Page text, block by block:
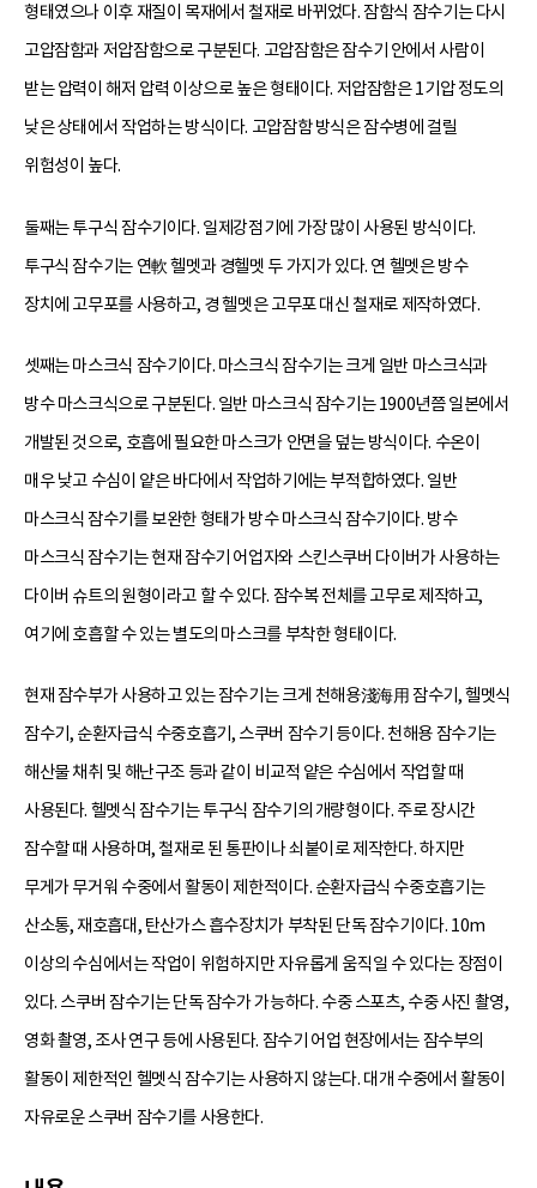
형태였으나 이후 재질이 목재에서 철재로 바뀌었다. 잠함식 잠수기는 다시
고압잠함과 저압잠함으로 구분된다. 고압잠함은 잠수기 안에서 사람이
받는 압력이 해저 압력 이상으로 높은 형태이다. 저압잠함은 1기압 정도의
낮은 상태에서 작업하는 방식이다. 고압잠함 방식은 잠수병에 걸릴
위험성이 높다.
둘째는 투구식 잠수기이다. 일제강점기에 가장 많이 사용된 방식이다.
투구식 잠수기는 연軟 헬멧과 경헬멧 두 가지가 있다. 연 헬멧은 방수
장치에 고무포를 사용하고, 경 헬멧은 고무포 대신 철재로 제작하였다.
셋째는 마스크식 잠수기이다. 마스크식 잠수기는 크게 일반 마스크식과
방수 마스크식으로 구분된다. 일반 마스크식 잠수기는 1900년쯤 일본에서
개발된 것으로, 호흡에 필요한 마스크가 안면을 덮는 방식이다. 수온이
매우 낮고 수심이 얕은 바다에서 작업하기에는 부적합하였다. 일반
마스크식 잠수기를 보완한 형태가 방수 마스크식 잠수기이다. 방수
마스크식 잠수기는 현재 잠수기 어업자와 스킨스쿠버 다이버가 사용하는
다이버 슈트의 원형이라고 할 수 있다. 잠수복 전체를 고무로 제작하고,
여기에 호흡할 수 있는 별도의 마스크를 부착한 형태이다.
현재 잠수부가 사용하고 있는 잠수기는 크게 천해용淺海用 잠수기, 헬멧식
잠수기, 순환자급식 수중호흡기, 스쿠버 잠수기 등이다. 천해용 잠수기는
해산물 채취 및 해난구조 등과 같이 비교적 얕은 수심에서 작업할 때
사용된다. 헬멧식 잠수기는 투구식 잠수기의 개량형이다. 주로 장시간
잠수할 때 사용하며, 철재로 된 통판이나 쇠붙이로 제작한다. 하지만
무게가 무거워 수중에서 활동이 제한적이다. 순환자급식 수중호흡기는
산소통, 재호흡대, 탄산가스 흡수장치가 부착된 단독 잠수기이다. 10m
이상의 수심에서는 작업이 위험하지만 자유롭게 움직일 수 있다는 장점이
있다. 스쿠버 잠수기는 단독 잠수가 가능하다. 수중 스포츠, 수중 사진 촬영,
영화 촬영, 조사 연구 등에 사용된다. 잠수기 어업 현장에서는 잠수부의
활동이 제한적인 헬멧식 잠수기는 사용하지 않는다. 대개 수중에서 활동이
자유로운 스쿠버 잠수기를 사용한다.